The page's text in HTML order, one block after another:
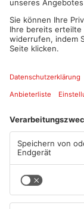
Artikel teilen
Mehr aus
Kinzig-Kreis